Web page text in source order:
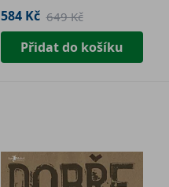
jídle
584 Kč 649 Kč
Přidat do košíku